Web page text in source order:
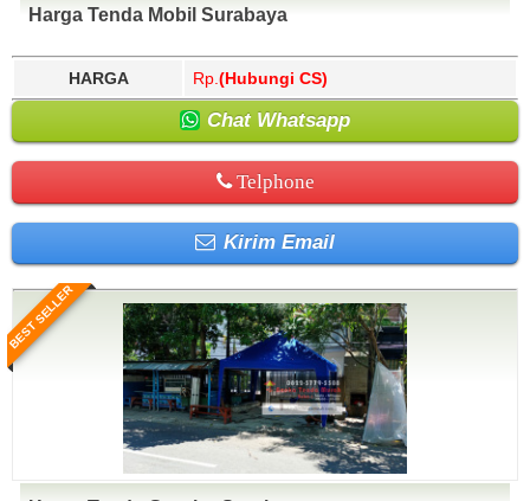
Harga Tenda Mobil Surabaya
HARGA Rp. (Hubungi CS)
Chat Whatsapp
Telphone
Kirim Email
BEST SELLER